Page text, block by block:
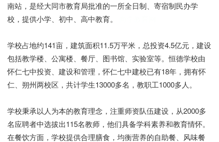
南站，是经大同市教育局批准的一所全日制、寄宿制民办学
校，提供小学、初中、高中教育。
学校占地约141亩，建筑面积11.5万平米，总投资4.5亿元，建设
包括教学楼、公寓楼、餐厅、图书馆、实验室等。恒德学校由
怀仁七中投资、建设和管理，怀仁七中建校已有18年，拥有怀
仁、朔州两校区，共计学生13000多名，教职工1000多人。
学校秉承以人为本的教育理念，注重师资队伍建设，从2000多
名应聘者中选拔出115名教师，他们具备学科素养和教育情怀。
在餐饮方面，学校提供合理膳食，均衡营养的自助餐、风味餐